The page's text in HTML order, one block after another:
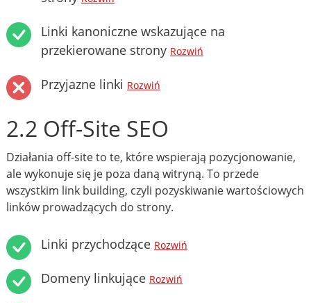
Linki kanoniczne wskazujące na
przekierowane strony Rozwiń
Przyjazne linki Rozwiń
2.2 Off-Site SEO
Działania off-site to te, które wspierają pozycjonowanie,
ale wykonuje się je poza daną witryną. To przede
wszystkim link building, czyli pozyskiwanie wartościowych
linków prowadzących do strony.
Linki przychodzące Rozwiń
Domeny linkujące Rozwiń